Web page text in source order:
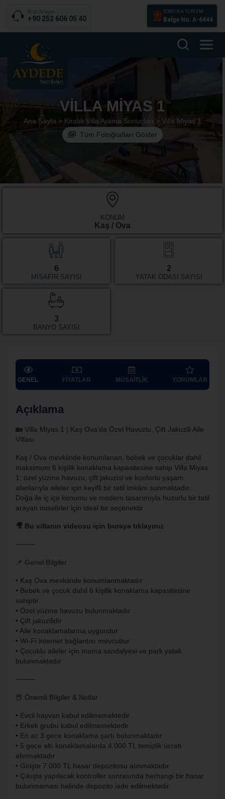
Bizi Arayın
+90 252 606 05 40
TORTUGA TURİZM
Belge No: A-6444
VILLA MIYAS 1
Ana Sayfa > Kiralık Villa Arama Sonuçları > Villa Miyas 1
Tüm Fotoğrafları Göster
KONUM
Kaş / Ova
6
MISAFIR SAYISI
2
YATAK ODASI SAYISI
3
BANYO SAYISI
GENEL FIYATLAR MÜSAITLIK YORUMLAR
Açıklama
🏡 Villa Miyas 1 | Kaş Ova’da Özel Havuzlu, Çift Jakuzili Aile
Villası
Kaş / Ova mevkiinde konumlanan, bebek ve çocuklar dahil
maksimum 6 kişilik konaklama kapasitesine sahip Villa Miyas
1; özel yüzme havuzu, çift jakuzisi ve konforlu yaşam
alanlarıyla aileler için keyifli bir tatil imkânı sunmaktadır.
Doğa ile iç içe konumu ve modern tasarımıyla huzurlu bir tatil
arayan misafirler için ideal bir seçenektir.
🎥 Bu villanın videosu için buraya tıklayınız
⸻
📌 Genel Bilgiler
• Kaş Ova mevkiinde konumlanmaktadır
• Bebek ve çocuk dahil 6 kişilik konaklama kapasitesine
sahiptir
• Özel yüzme havuzu bulunmaktadır
• Çift jakuzilidir
• Aile konaklamalarına uygundur
• Wi-Fi internet bağlantısı mevcuttur
• Çocuklu aileler için mama sandalyesi ve park yatak
bulunmaktadır
⸻
📕 Önemli Bilgiler & Notlar
• Evcil hayvan kabul edilmemektedir
• Erkek grubu kabul edilmemektedir
• En az 3 gece konaklama şartı bulunmaktadır
• 5 gece altı konaklamalarda 4.000 TL temizlik ücreti
alınmaktadır
• Girişte 7.000 TL hasar depozitosu alınmaktadır
• Çıkışta yapılacak kontroller sonrasında herhangi bir hasar
bulunmaması halinde depozito iade edilmektedir